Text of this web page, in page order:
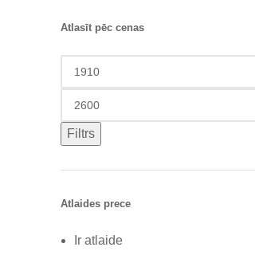
Atlasīt pēc cenas
Filtrs
Atlaides prece
Ir atlaide